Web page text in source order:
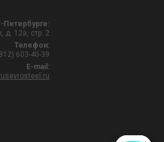
Петербурге:
д. 12а, стр. 2
Телефон:
603-40-39
E-mail: